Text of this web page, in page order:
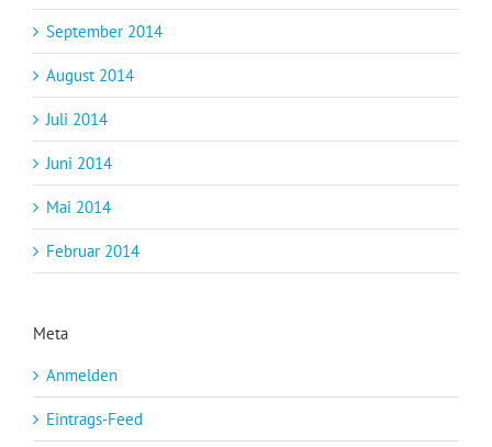
September 2014
August 2014
Juli 2014
Juni 2014
Mai 2014
Februar 2014
Meta
Anmelden
Eintrags-Feed